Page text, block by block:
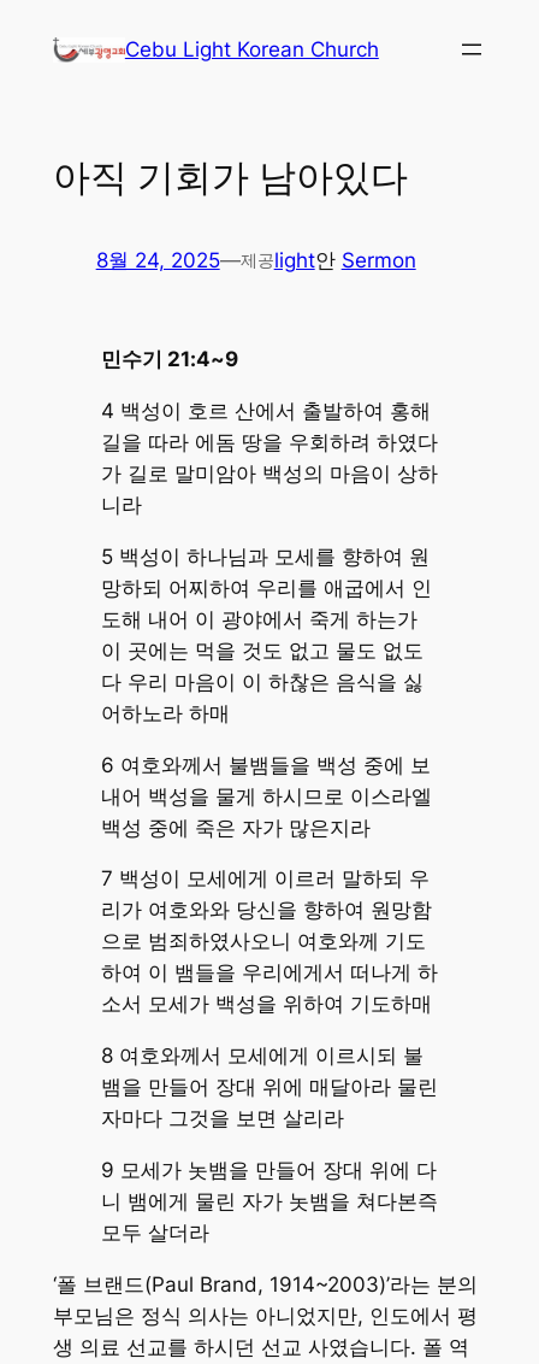
Cebu Light Korean Church
아직 기회가 남아있다
8월 24, 2025—제공light안 Sermon
민수기 21:4~9
4 백성이 호르 산에서 출발하여 홍해
길을 따라 에돔 땅을 우회하려 하였다
가 길로 말미암아 백성의 마음이 상하
니라
5 백성이 하나님과 모세를 향하여 원
망하되 어찌하여 우리를 애굽에서 인
도해 내어 이 광야에서 죽게 하는가
이 곳에는 먹을 것도 없고 물도 없도
다 우리 마음이 이 하찮은 음식을 싫
어하노라 하매
6 여호와께서 불뱀들을 백성 중에 보
내어 백성을 물게 하시므로 이스라엘
백성 중에 죽은 자가 많은지라
7 백성이 모세에게 이르러 말하되 우
리가 여호와와 당신을 향하여 원망함
으로 범죄하였사오니 여호와께 기도
하여 이 뱀들을 우리에게서 떠나게 하
소서 모세가 백성을 위하여 기도하매
8 여호와께서 모세에게 이르시되 불
뱀을 만들어 장대 위에 매달아라 물린
자마다 그것을 보면 살리라
9 모세가 놋뱀을 만들어 장대 위에 다
니 뱀에게 물린 자가 놋뱀을 쳐다본즉
모두 살더라
‘폴 브랜드(Paul Brand, 1914~2003)’라는 분의
부모님은 정식 의사는 아니었지만, 인도에서 평
생 의료 선교를 하시던 선교 사였습니다. 폴 역